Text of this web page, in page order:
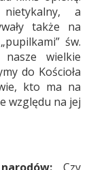
a
także na
św.
nasze wielkie
do Kościoła
kto ma na
względu na jej